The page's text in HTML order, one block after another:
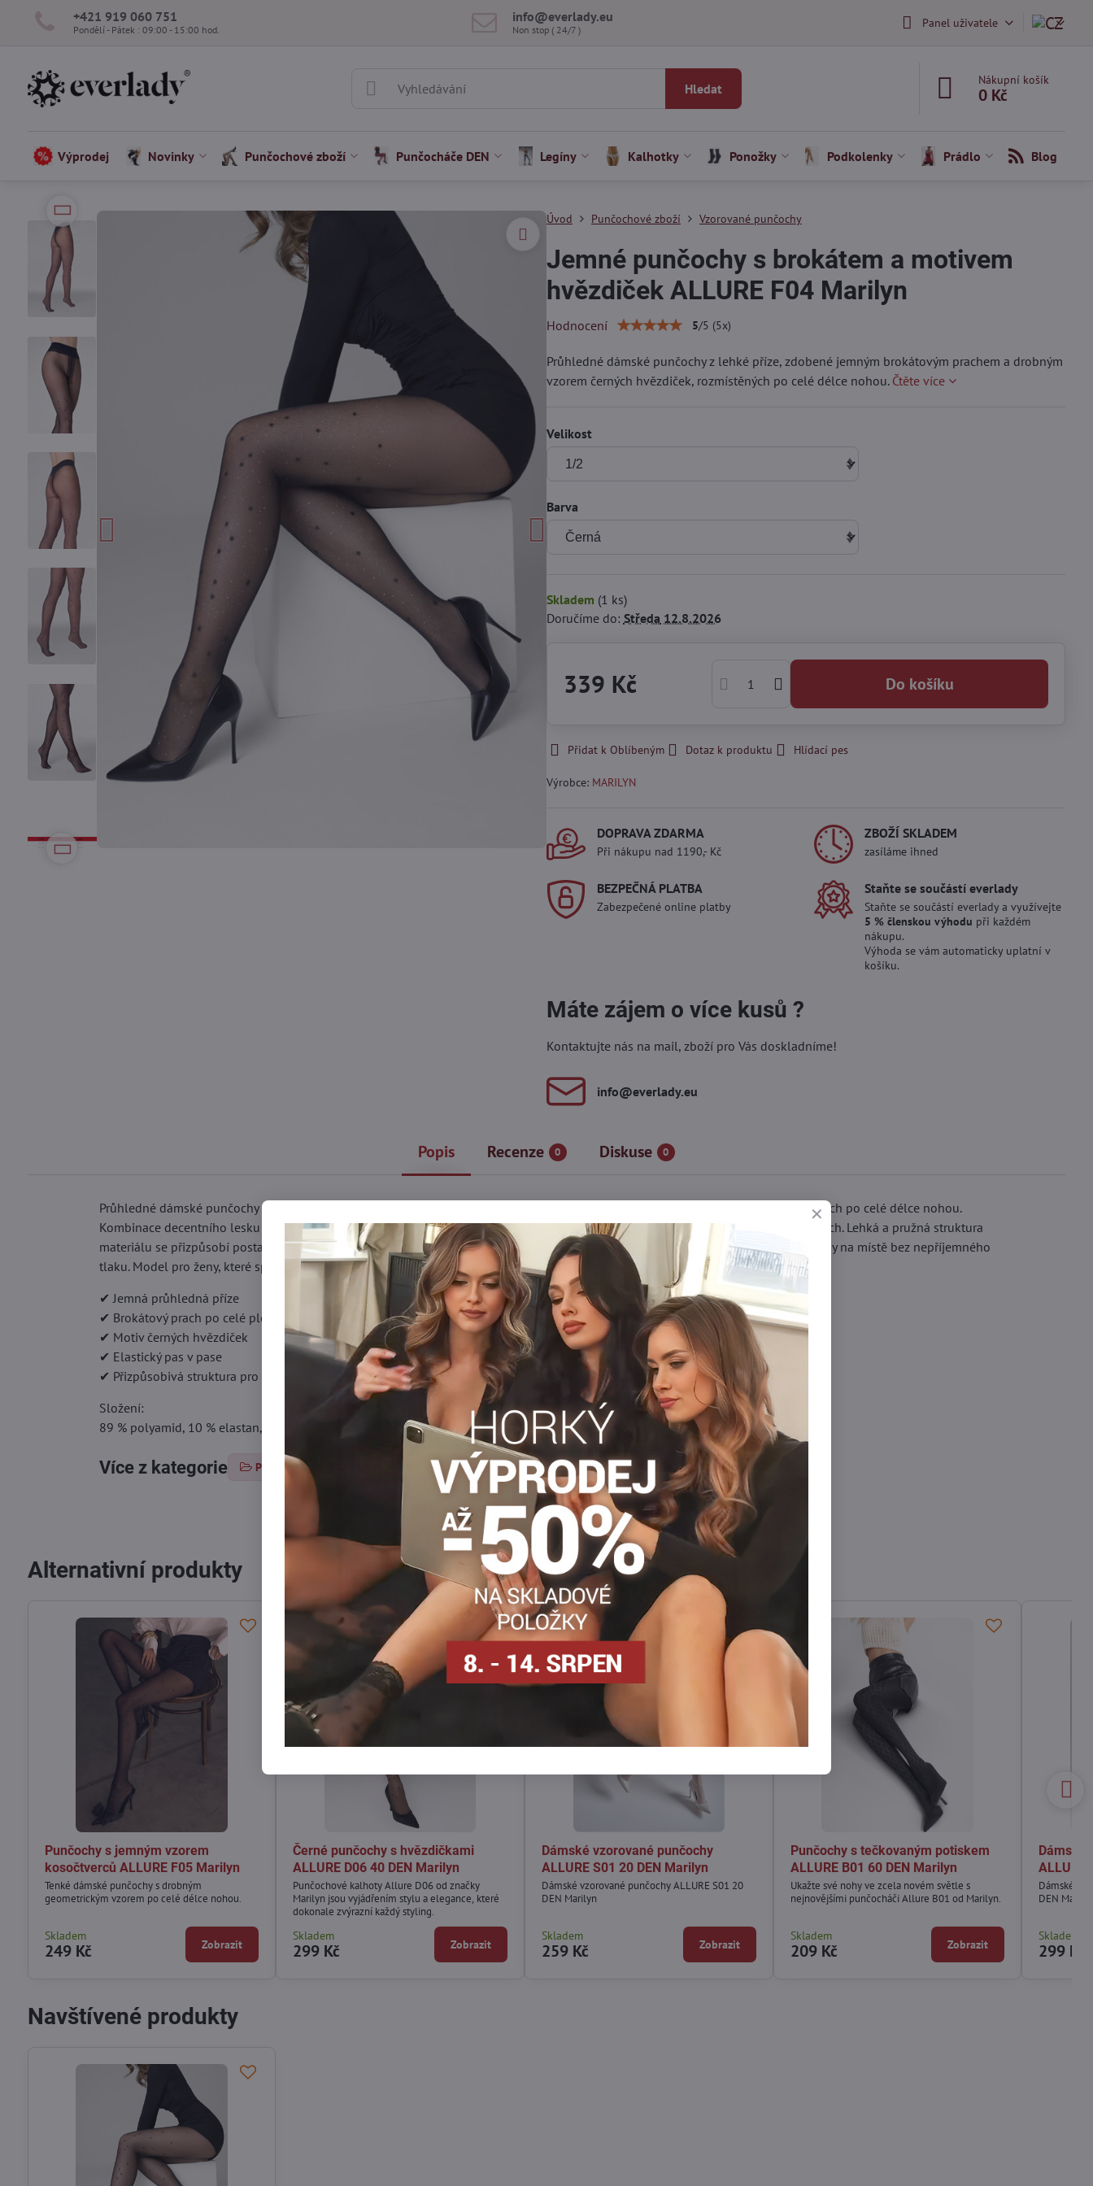
+421 919 060 751
Pondělí - Pátek : 09:00 - 15:00 hod.
info​@everlady​.eu
Non stop ( 24/7 ) Panel uživatele
Hledat
Nákupní košík
0 Kč
Výprodej Novinky Punčochové zboží Punčocháče DEN Legíny Kalhotky Ponožky Podkolenky Prádlo Blog
Úvod Punčochové zboží Vzorované punčochy
Jemné punčochy s brokátem a motivem
hvězdiček ALLURE F04 Marilyn
Hodnocení 5/5 (5x)
Průhledné dámské punčochy z lehké příze, zdobené jemným brokátovým prachem a drobným
vzorem černých hvězdiček, rozmístěných po celé délce nohou. Čtěte více
Velikost
Barva
Skladem (1 ks)
Doručíme do: Středa 12.8.2026
339 Kč Do košíku
Přidat k Oblíbeným Dotaz k produktu Hlídací pes
Výrobce: MARILYN
DOPRAVA ZDARMA
Při nákupu nad 1190,- Kč
ZBOŽÍ SKLADEM
zasíláme ihned
BEZPEČNÁ PLATBA
Zabezpečené online platby
Staňte se součástí everlady
Staňte se součástí everlady a využívejte
5 % členskou výhodu při každém
nákupu.
Výhoda se vám automaticky uplatní v
košíku.
Máte zájem o více kusů ?
Kontaktujte nás na mail, zboží pro Vás doskladníme!
info​@everlady​.eu
Popis Recenze 0 Diskuse 0
Průhledné dámské punčochy z lehké příze, zdobené jemným brokátovým prachem a drobným vzorem černých hvězdiček, rozmístěných po celé délce nohou.
Kombinace decentního lesku a grafického detailu vytváří lehký, smyslný efekt, který přitahuje pohledy a dodává outfitu večerní nádech. Lehká a pružná struktura
materiálu se přizpůsobí postavě, vytváří hladkou linii a poskytuje pohodlí po celý den. Elastický pas přiléhá k tělu a udržuje punčochy na místě bez nepříjemného
tlaku. Model pro ženy, které spojují ženskost s moderním stylem.
✔ Jemná průhledná příze
✔ Brokátový prach po celé ploše
✔ Motiv černých hvězdiček
✔ Elastický pas v pase
✔ Přizpůsobivá struktura pro pohodlí
Složení:
89 % polyamid, 10 % elastan, 1 % bavlna
Více z kategorie Punčochové zboží Vzorované punčochy Dámské punčocháče DEN Vzorované pančuchy
Facebook
Twitter BlueskyPinterestRedditLinkedInWhatsApp
E-
mail
Alternativní produkty
Punčochy s jemným vzorem
kosočtverců ALLURE F05 Marilyn
Tenké dámské punčochy s drobným
geometrickým vzorem po celé délce nohou.
Skladem
249 Kč Zobrazit
Černé punčochy s hvězdičkami
ALLURE D06 40 DEN Marilyn
Punčochové kalhoty Allure D06 od značky
Marilyn jsou vyjádřením stylu a elegance, které
dokonale zvýrazní každý styling.
Skladem
299 Kč Zobrazit
Dámské vzorované punčochy
ALLURE S01 20 DEN Marilyn
Dámské vzorované punčochy ALLURE S01 20
DEN Marilyn
Skladem
259 Kč Zobrazit
Punčochy s tečkovaným potiskem
ALLURE B01 60 DEN Marilyn
Ukažte své nohy ve zcela novém světle s
nejnovějšími punčocháči Allure B01 od Marilyn.
Skladem
209 Kč Zobrazit
Dámské
ALLURE
Dámské
DEN
Skladem
299 Kč
Navštívené produkty